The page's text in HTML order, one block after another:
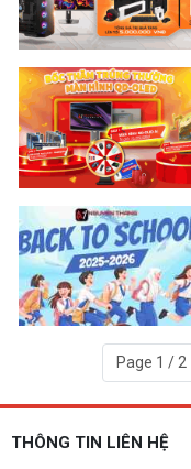
Page 1 / 2
THÔNG TIN LIÊN HỆ